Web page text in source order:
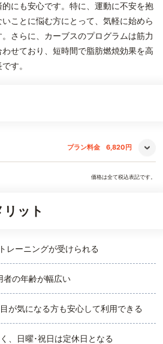
にも安心です。特に、運動に不安を抱
ことに悩む方にとって、気軽に始めら
さらに、カーブスのプログラムは筋力
せており、短時間で脂肪燃焼効果を高
す。
プラン料金 6,820円
価格は全て税込表記です。
ット
レーニングが受けられる
の年齢が幅広い
が気になる方も安心して利用できる
、日曜･祝日は定休日となる